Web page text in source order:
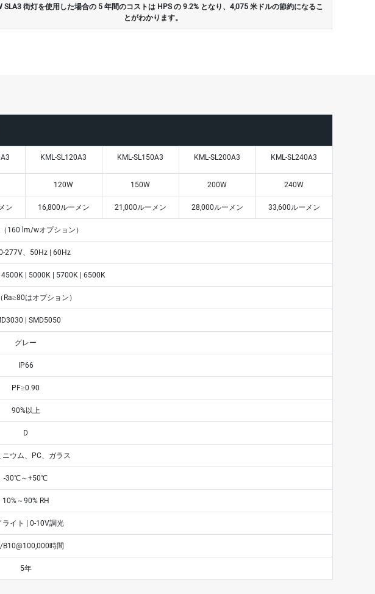
SLA3 街灯を使用した場合の 5 年間のコストは HPS の 9.2% となり、4,075 米ドルの節約になるこ
とがわかります。
KML-SL120A3 KML-SL150A3 KML-SL200A3 KML-SL240A3
120W 150W 200W 240W
ン 16,800ルーメン 21,000ルーメン 28,000ルーメン 33,600ルーメン
160 lm/wオプション）
277V、50Hz | 60Hz
| 5000K | 5700K | 6500K
Ra≥80はオプション）
| SMD5050
グレー
IP66
PF≥0.90
90%以上
D
ニウム、PC、ガラス
-30℃～+50℃
10%～90% RH
ライト | 0-10V調光
B10@100,000時間
5年